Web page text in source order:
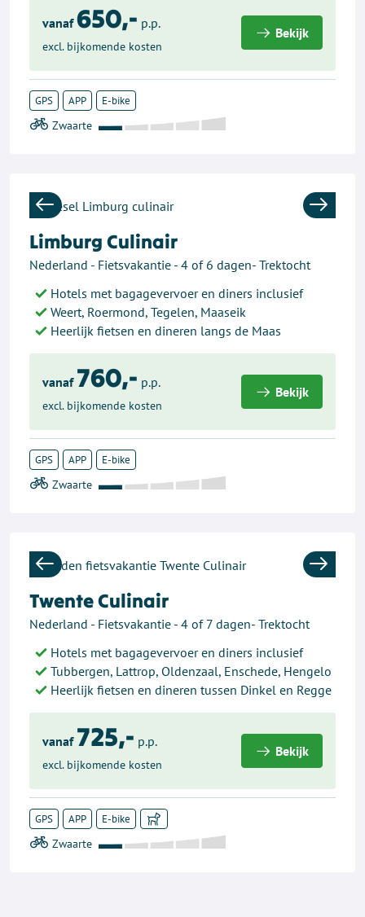
vanaf 650,- p.p.
excl. bijkomende kosten
Bekijk
GPS APP E-bike
Previous Next
Limburg Culinair
Nederland - Fietsvakantie - 4 of 6 dagen- Trektocht
Hotels met bagagevervoer en diners inclusief
Weert, Roermond, Tegelen, Maaseik
Heerlijk fietsen en dineren langs de Maas
vanaf 760,- p.p.
excl. bijkomende kosten
Bekijk
GPS APP E-bike
Previous Next
Twente Culinair
Nederland - Fietsvakantie - 4 of 7 dagen- Trektocht
Hotels met bagagevervoer en diners inclusief
Tubbergen, Lattrop, Oldenzaal, Enschede, Hengelo
Heerlijk fietsen en dineren tussen Dinkel en Regge
vanaf 725,- p.p.
excl. bijkomende kosten
Bekijk
GPS APP E-bike